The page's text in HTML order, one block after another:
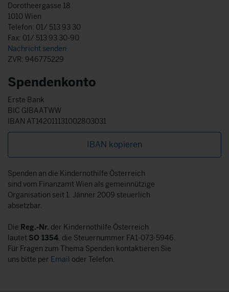
Dorotheergasse 18
1010 Wien
Telefon: 01/ 513 93 30
Fax: 01/ 513 93 30-90
Nachricht senden
ZVR: 946775229
Spendenkonto
Erste Bank
BIC GIBAATWW
IBAN AT142011131002803031
IBAN kopieren
Spenden an die Kindernothilfe Österreich
sind vom Finanzamt Wien als gemeinnützige
Organisation seit 1. Jänner 2009 steuerlich
absetzbar.
Die Reg.-Nr. der Kindernothilfe Österreich
lautet SO 1354 , die Steuernummer FA1-073-5946.
Für Fragen zum Thema Spenden kontaktieren Sie
uns bitte per Email oder Telefon.